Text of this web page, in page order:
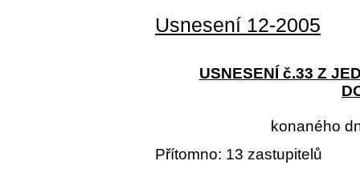
Usnesení 12-2005
USNESENÍ č.33 Z
konaného
Přítomno: 13 zastupitelů